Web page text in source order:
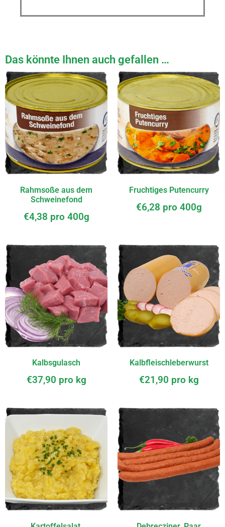
Das könnte Ihnen auch gefallen …
Rahmsoße aus dem
Schweinefond
€4,38 pro 400g
Fruchtiges Putencurry
€6,28 pro 400g
Kalbsgulasch
€37,90 pro kg
Kalbfleischleberwurst
€21,90 pro kg